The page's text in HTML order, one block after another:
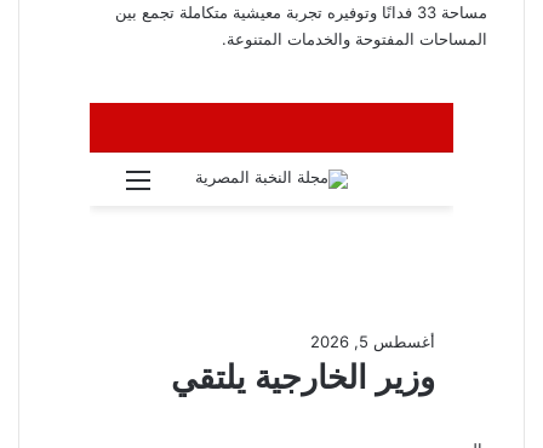
مساحة 33 فدانًا وتوفيره تجربة معيشية متكاملة تجمع بين
المساحات المفتوحة والخدمات المتنوعة.